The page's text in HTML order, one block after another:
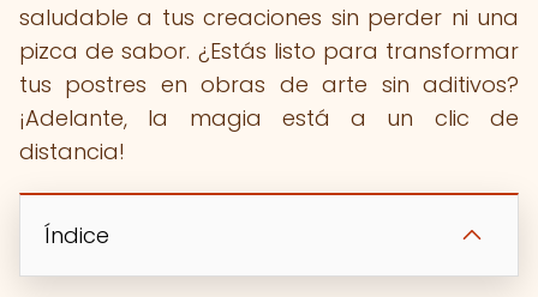
saludable a tus creaciones sin perder ni una
pizca de sabor. ¿Estás listo para transformar
tus postres en obras de arte sin aditivos?
¡Adelante, la magia está a un clic de
distancia!
Índice